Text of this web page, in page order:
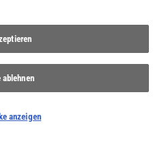
abbestellen. Infos zu unserem Umgang
Sie in unserer
anzeigen